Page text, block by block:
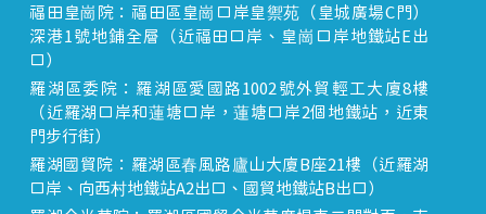
福田皇崗院：福田區皇崗口岸皇禦苑（皇城廣場C門）
深港1號地鋪全層（近福田口岸、皇崗口岸地鐵站E出
口）
羅湖區委院：羅湖區愛國路1002號外貿輕工大廈8樓
（近羅湖口岸和蓮塘口岸，蓮塘口岸2個地鐵站，近東
門步行街）
羅湖國貿院：羅湖區春風路廬山大廈B座21樓（近羅湖
口岸、向西村地鐵站A2出口、國貿地鐵站B出口）